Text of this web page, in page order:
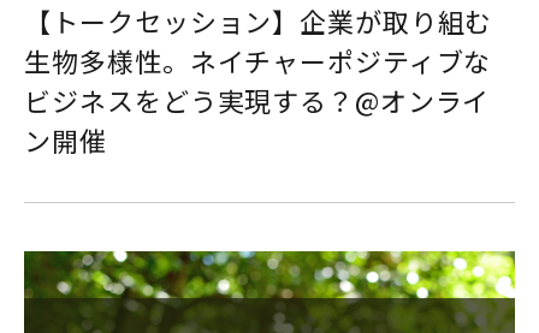
【トークセッション】企業が取り組む
生物多様性。ネイチャーポジティブな
ビジネスをどう実現する？@オンライ
ン開催